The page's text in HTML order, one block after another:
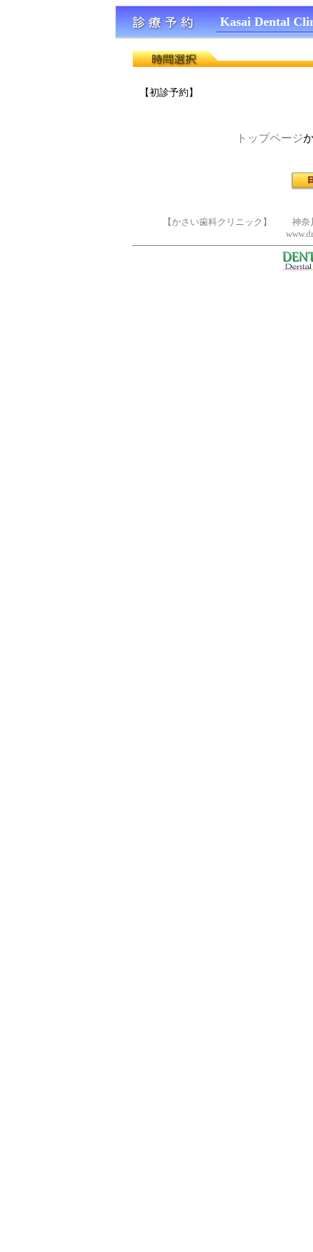
Kasai Dental
【初診予約】
トップページ
【かさい歯科クリニック】 神